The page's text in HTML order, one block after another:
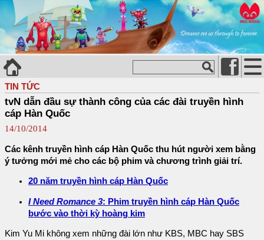
TIN TỨC
tvN dẫn đầu sự thành công của các đài truyền hình
cáp Hàn Quốc
14/10/2014
Các kênh truyền hình cáp Hàn Quốc thu hút người xem bằng
ý tưởng mới mẻ cho các bộ phim và chương trình giải trí.
20 năm truyền hình cáp Hàn Quốc
I Need Romance 3: Phim truyền hình cáp Hàn Quốc
bước vào thời kỳ hoàng kim
Kim Yu Mi không xem những đài lớn như KBS, MBC hay SBS